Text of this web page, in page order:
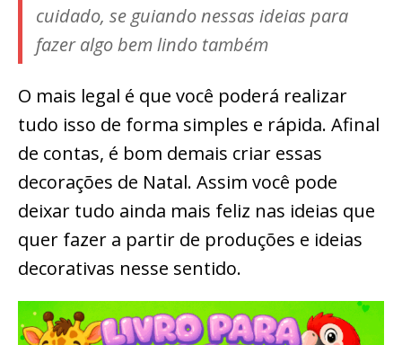
cuidado, se guiando nessas ideias para
fazer algo bem lindo também
O mais legal é que você poderá realizar
tudo isso de forma simples e rápida. Afinal
de contas, é bom demais criar essas
decorações de Natal. Assim você pode
deixar tudo ainda mais feliz nas ideias que
quer fazer a partir de produções e ideias
decorativas nesse sentido.